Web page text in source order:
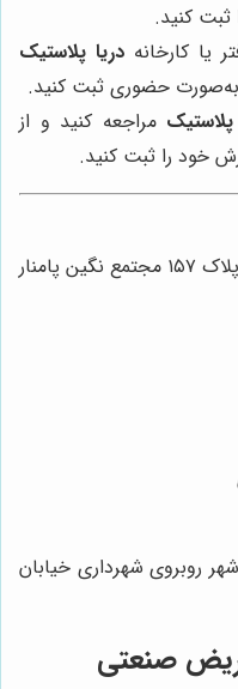
کنید.
یا کارخانه دریا پلاستیک
حضوری ثبت کنید.
پلاستیک مراجعه کنید و از
خود را ثبت کنید.
تهران خیابان ۱۵خرداد خیابان پامنار پلاک ۱۵۷ مجتمع نگین پامنار
روبروی شهرداری خیابان
صنعتی